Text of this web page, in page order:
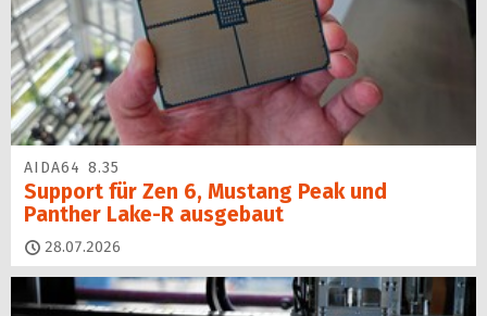
AIDA64 8.35
Support für Zen 6, Mustang Peak und
Panther Lake-R ausgebaut
28.07.2026